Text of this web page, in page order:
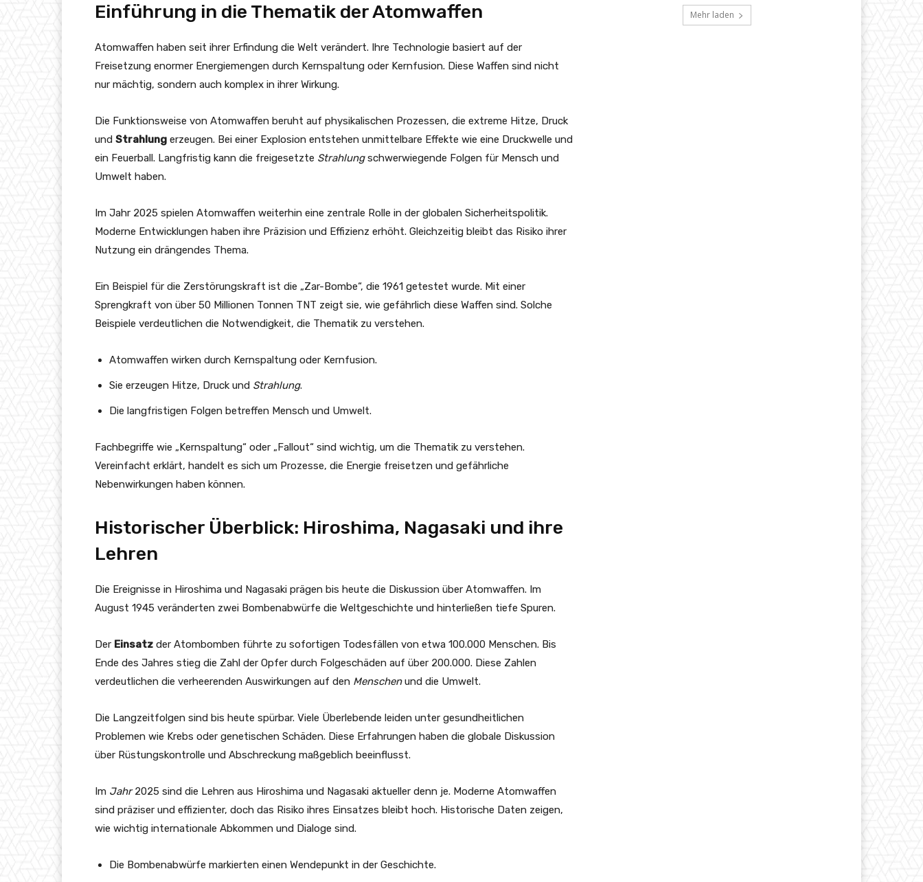
Einführung in die Thematik der Atomwaffen
Atomwaffen haben seit ihrer Erfindung die Welt verändert. Ihre Technologie basiert auf der
Freisetzung enormer Energiemengen durch Kernspaltung oder Kernfusion. Diese Waffen sind nicht
nur mächtig, sondern auch komplex in ihrer Wirkung.
Die Funktionsweise von Atomwaffen beruht auf physikalischen Prozessen, die extreme Hitze, Druck
und Strahlung erzeugen. Bei einer Explosion entstehen unmittelbare Effekte wie eine Druckwelle und
ein Feuerball. Langfristig kann die freigesetzte Strahlungschwerwiegende Folgen für Mensch und
Umwelt haben.
Im Jahr 2025 spielen Atomwaffen weiterhin eine zentrale Rolle in der globalen Sicherheitspolitik.
Moderne Entwicklungen haben ihre Präzision und Effizienz erhöht. Gleichzeitig bleibt das Risiko ihrer
Nutzung ein drängendes Thema.
Ein Beispiel für die Zerstörungskraft ist die „Zar-Bombe“, die 1961 getestet wurde. Mit einer
Sprengkraft von über 50 Millionen Tonnen TNT zeigt sie, wie gefährlich diese Waffen sind. Solche
Beispiele verdeutlichen die Notwendigkeit, die Thematik zu verstehen.
Atomwaffen wirken durch Kernspaltung oder Kernfusion.
Sie erzeugen Hitze, Druck und Strahlung.
Die langfristigen Folgen betreffen Mensch und Umwelt.
Fachbegriffe wie „Kernspaltung“ oder „Fallout“ sind wichtig, um die Thematik zu verstehen.
Vereinfacht erklärt, handelt es sich um Prozesse, die Energie freisetzen und gefährliche
Nebenwirkungen haben können.
Historischer Überblick: Hiroshima, Nagasaki und ihre
Lehren
Die Ereignisse in Hiroshima und Nagasaki prägen bis heute die Diskussion über Atomwaffen. Im
August 1945 veränderten zwei Bombenabwürfe die Weltgeschichte und hinterließen tiefe Spuren.
Der Einsatz der Atombomben führte zu sofortigen Todesfällen von etwa 100.000 Menschen. Bis
Ende des Jahres stieg die Zahl der Opfer durch Folgeschäden auf über 200.000. Diese Zahlen
verdeutlichen die verheerenden Auswirkungen auf den Menschenund die Umwelt.
Die Langzeitfolgen sind bis heute spürbar. Viele Überlebende leiden unter gesundheitlichen
Problemen wie Krebs oder genetischen Schäden. Diese Erfahrungen haben die globale Diskussion
über Rüstungskontrolle und Abschreckung maßgeblich beeinflusst.
Im Jahr2025 sind die Lehren aus Hiroshima und Nagasaki aktueller denn je. Moderne Atomwaffen
sind präziser und effizienter, doch das Risiko ihres Einsatzes bleibt hoch. Historische Daten zeigen,
wie wichtig internationale Abkommen und Dialoge sind.
Die Bombenabwürfe markierten einen Wendepunkt in der Geschichte.
Mehr laden